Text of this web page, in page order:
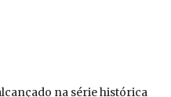
na série histórica